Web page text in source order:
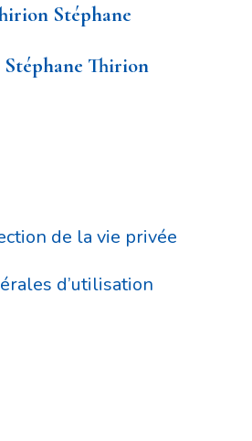
Stéphane
Stéphane Thirion
de la vie privée
d’utilisation